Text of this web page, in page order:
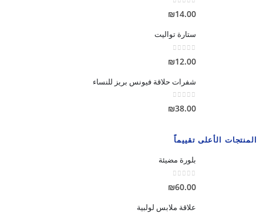
0
out of 5
₪14.00
ستارة تواليت
₪12.00
شفرات حلاقة فيونس بريز للنساء
0
out of 5
₪38.00
المنتجات الأعلى تقييماً
بلورة مضيئة
₪60.00
علاقة ملابس لولبية